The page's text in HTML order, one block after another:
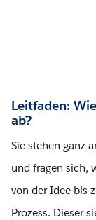
Leitfaden:
ab?
Sie stehen ganz
und fragen sich,
von der Idee bis
Prozess. Dieser